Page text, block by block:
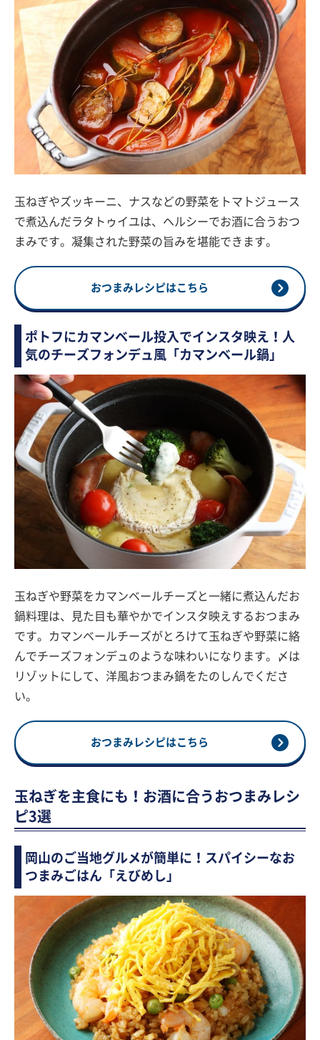
玉ねぎやズッキーニ、ナスなどの野菜をトマトジュース
で煮込んだラタトゥイユは、ヘルシーでお酒に合うおつ
まみです。凝集された野菜の旨みを堪能できます。
おつまみレシピはこちら
ポトフにカマンベール投入でインスタ映え！人
気のチーズフォンデュ風「カマンベール鍋」
玉ねぎや野菜をカマンベールチーズと一緒に煮込んだお
鍋料理は、見た目も華やかでインスタ映えするおつまみ
です。カマンベールチーズがとろけて玉ねぎや野菜に絡
んでチーズフォンデュのような味わいになります。〆は
リゾットにして、洋風おつまみ鍋をたのしんでくださ
い。
おつまみレシピはこちら
玉ねぎを主食にも！お酒に合うおつまみレシ
ピ3選
岡山のご当地グルメが簡単に！スパイシーなお
つまみごはん「えびめし」